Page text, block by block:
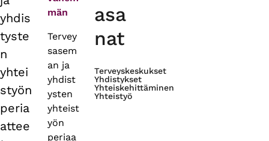
yhdis
tyste
n
yhtei
styön
peria
attee
män
Tervey
sasem
an ja
yhdist
ysten
yhteist
yön
periaa
asa
nat
Terveyskeskukset
Yhdistykset
Yhteiskehittäminen
Yhteistyö